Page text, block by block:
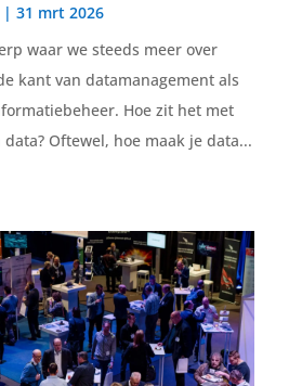
| 31 mrt 2026
waar we steeds meer over
kant van datamanagement als
Hoe zit het met
Oftewel, hoe maak je data...